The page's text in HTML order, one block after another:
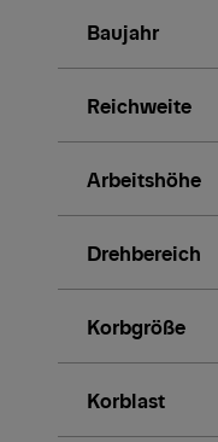
Baujahr
Reichweite
Arbeitshöhe
Drehbereich
Korbgröße
Korblast